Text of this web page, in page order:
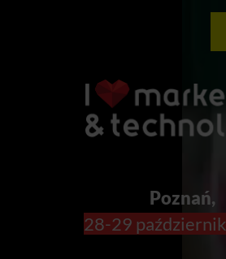
Poznań,
28-29